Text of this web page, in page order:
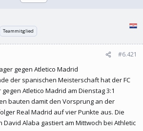
Teammitglied
#6.421
gegen Atletico Madrid
der spanischen Meisterschaft hat der FC
Atletico Madrid am Dienstag 3:1
bauten damit den Vorsprung an der
Real Madrid auf vier Punkte aus. Die
David Alaba gastiert am Mittwoch bei Athletic